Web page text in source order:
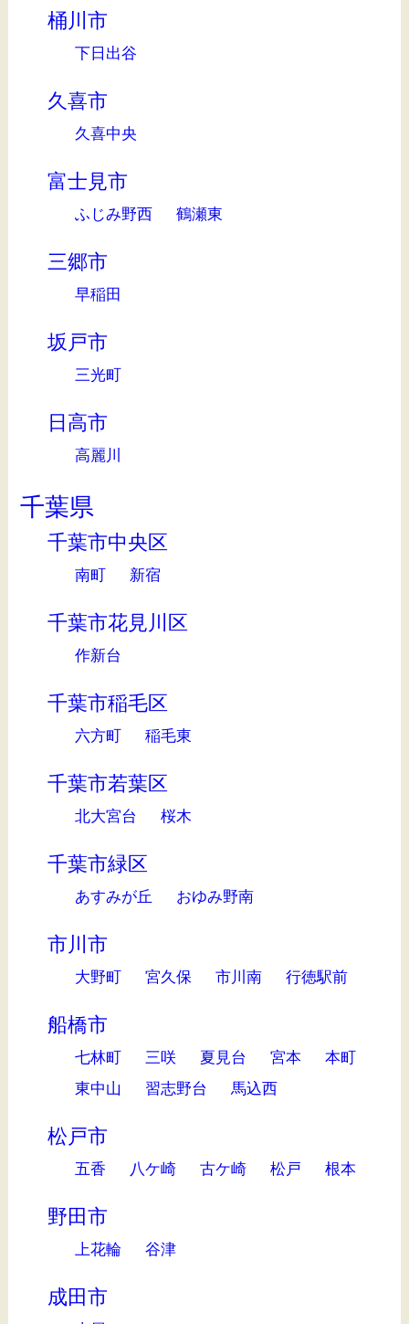
桶川市
下日出谷
久喜市
久喜中央
富士見市
ふじみ野西 鶴瀬東
三郷市
早稲田
坂戸市
三光町
日高市
高麗川
千葉県
千葉市中央区
南町 新宿
千葉市花見川区
作新台
千葉市稲毛区
六方町 稲毛東
千葉市若葉区
北大宮台 桜木
千葉市緑区
あすみが丘 おゆみ野南
市川市
大野町 宮久保 市川南 行徳駅前
船橋市
七林町 三咲 夏見台 宮本
本町
東中山
習志野台 馬込西
松戸市
五香 八ケ崎 古ケ崎 松戸 根本
野田市
上花輪 谷津
成田市